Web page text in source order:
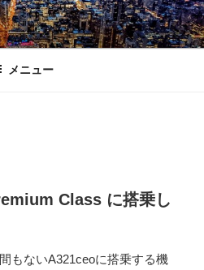
メニュー
Class に搭乗し
もないA321ceoに搭乗する機